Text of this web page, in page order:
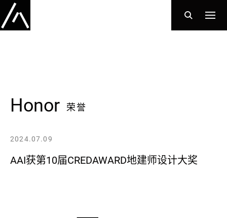
Honor 荣誉
2024.07.09
AAI获第10届CREDAWARD地建师设计大奖